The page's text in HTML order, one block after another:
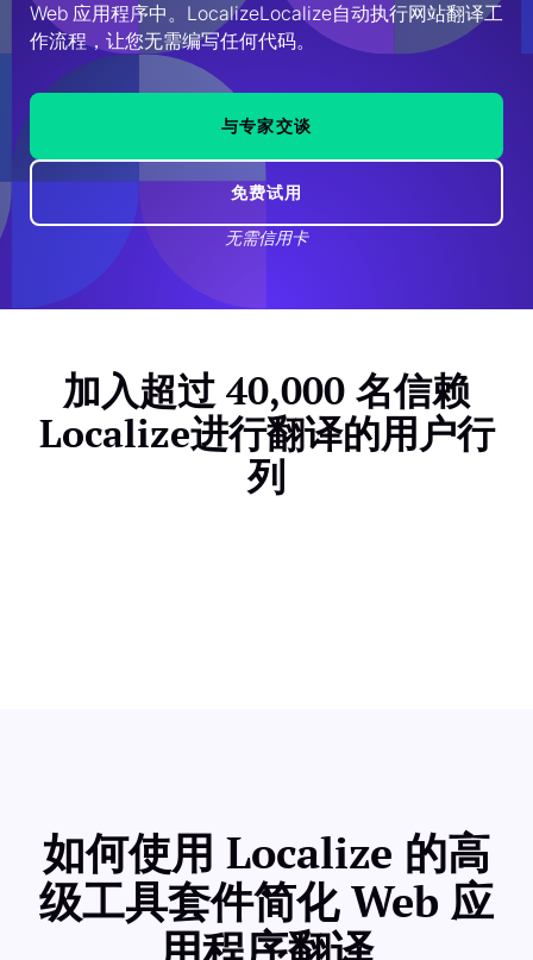
Web 应用程序中。LocalizeLocalize自动执行网站翻译工
作流程，让您无需编写任何代码。
与专家交谈
免费试用
无需信用卡
加入超过 40,000 名信赖
Localize进行翻译的用户行
列
如何使用 Localize 的高
级工具套件简化 Web 应